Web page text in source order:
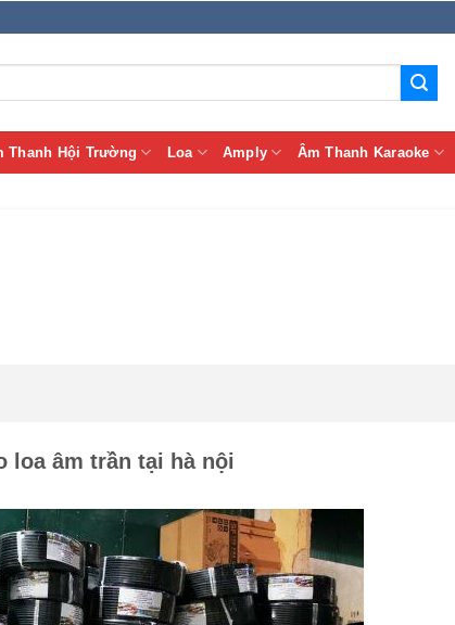
Thanh Hội Trường Loa Amply Âm Thanh Karaoke
loa âm trần tại hà nội